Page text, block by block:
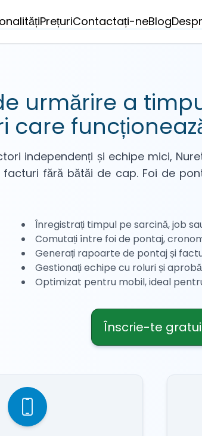
PrețuriContactați-neBlog
urmărire a
care
independenți și echipe mici,
facturi fără bătăi de cap. Foi de
Înregistrați timpul pe sarcină, job
Comutați între foi de pontaj,
Generați rapoarte de pontaj și
Gestionați echipe cu roluri și
Optimizat pentru mobil, ideal
Înscrie-te